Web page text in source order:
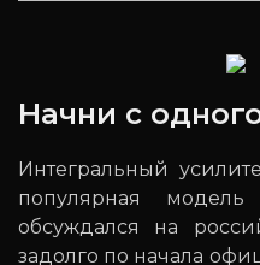
Начни с
Интегральный
популярная
обсуждался на
задолго по начала